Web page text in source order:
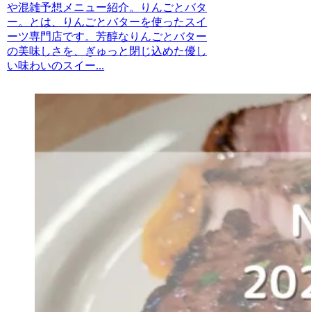
や混雑予想メニュー紹介。りんごとバタ
ー。とは、りんごとバターを使ったスイ
ーツ専門店です。芳醇なりんごとバター
の美味しさを、ぎゅっと閉じ込めた優し
い味わいのスイー...